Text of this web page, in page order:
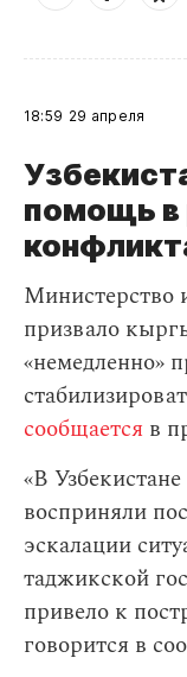
18:59 29 апреля
помощь в
Министерство
призвало
«немедленно»
сообщается в
«В
восприняли
эскалации
таджикской
привело к
говорится в